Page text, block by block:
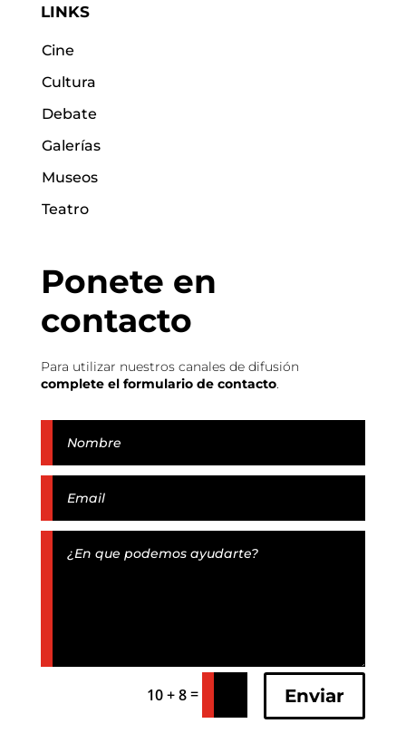
LINKS
Cine
Cultura
Debate
Galerías
Museos
Teatro
Ponete en
contacto
Para utilizar nuestros canales de difusión
complete el formulario de contacto.
10 + 8= Enviar